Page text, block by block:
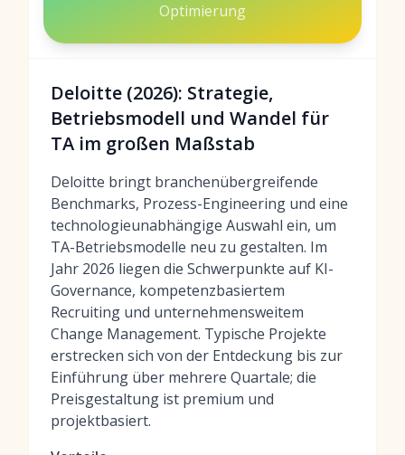
Optimierung
Deloitte (2026): Strategie,
Betriebsmodell und Wandel für
TA im großen Maßstab
Deloitte bringt branchenübergreifende
Benchmarks, Prozess-Engineering und eine
technologieunabhängige Auswahl ein, um
TA-Betriebsmodelle neu zu gestalten. Im
Jahr 2026 liegen die Schwerpunkte auf KI-
Governance, kompetenzbasiertem
Recruiting und unternehmensweitem
Change Management. Typische Projekte
erstrecken sich von der Entdeckung bis zur
Einführung über mehrere Quartale; die
Preisgestaltung ist premium und
projektbasiert.